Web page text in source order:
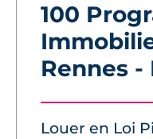
100
Rennes -
Louer en Loi